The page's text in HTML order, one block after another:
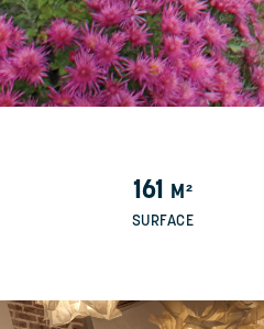
161 M²
SURFACE